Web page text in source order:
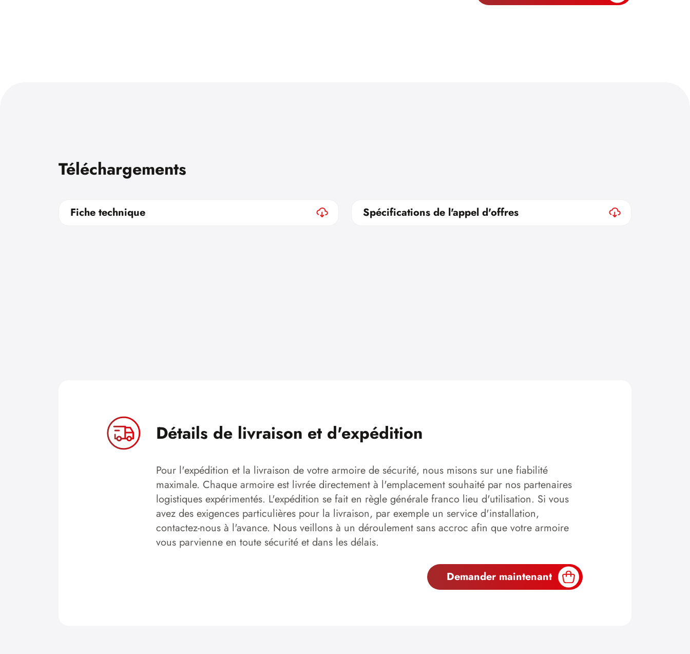
Téléchargements
Fiche technique Spécifications de l'appel d'offres
Détails de livraison et d'expédition
Pour l'expédition et la livraison de votre armoire de sécurité, nous misons sur une fiabilité
maximale. Chaque armoire est livrée directement à l'emplacement souhaité par nos partenaires
logistiques expérimentés. L'expédition se fait en règle générale franco lieu d'utilisation. Si vous
avez des exigences particulières pour la livraison, par exemple un service d'installation,
contactez-nous à l'avance. Nous veillons à un déroulement sans accroc afin que votre armoire
vous parvienne en toute sécurité et dans les délais.
Demander maintenant